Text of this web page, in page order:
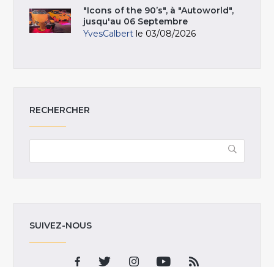
"Icons of the 90’s", à "Autoworld",
jusqu'au 06 Septembre
YvesCalbert le 03/08/2026
RECHERCHER
SUIVEZ-NOUS